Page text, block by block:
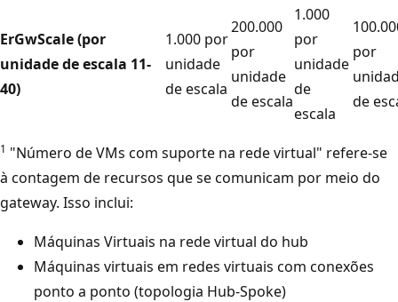
ErGwScale (por
unidade de escala 11-
40)
1.000 por
unidade
de escala
200.000
por
unidade
de escala
1.000
por
unidade
de
escala
por
de
1 "Número de VMs com suporte na rede virtual" refere-se
à contagem de recursos que se comunicam por meio do
gateway. Isso inclui:
Máquinas Virtuais na rede virtual do hub
Máquinas virtuais em redes virtuais com conexões
ponto a ponto (topologia Hub-Spoke)